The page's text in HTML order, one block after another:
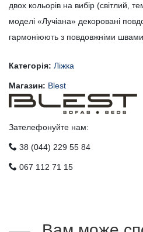
двох кольорів на вибір (світлий,
моделі «Лучіана» декоровані
гармоніюють з повдовжніми
Категорія: Ліжка
Магазин: Blest
Зателефонуйте нам:
38 (044) 229 55 84
067 112 71 15